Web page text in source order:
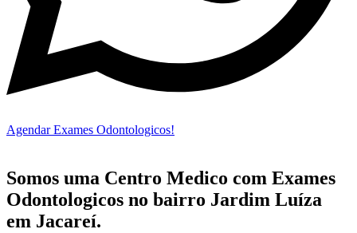
Agendar Exames Odontologicos!
Somos uma Centro Medico com Exames
Odontologicos no bairro Jardim Luíza
em Jacareí.